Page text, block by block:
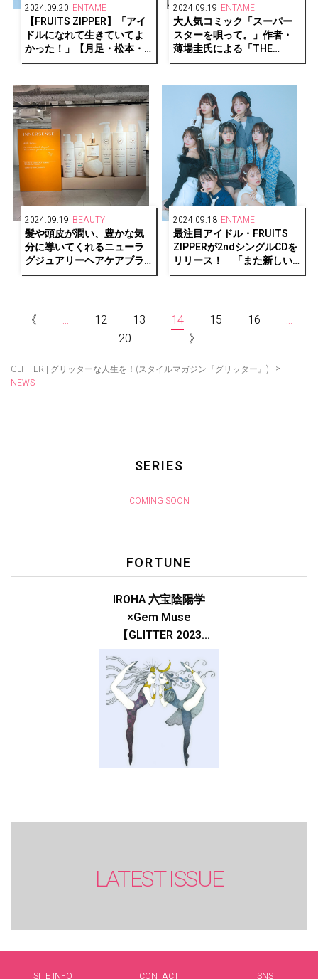
2024.09.20 ENTAME
【FRUITS ZIPPER】「アイ
ドルになれて生きていてよ
かった！」【月足・松本・
早瀬・真中編】
2024.09.19 ENTAME
大人気コミック「スーパー
スターを唄って。」作者・
薄場圭氏による「THE
HOPE 2024」出演アーティ
2024.09.19 BEAUTY
髪や頭皮が潤い、豊かな気
分に導いてくれるニューラ
グジュアリーヘアケアブラ
ンド「INNERSENSE」が待
2024.09.18 ENTAME
最注目アイドル・FRUITS
ZIPPERが2ndシングルCDを
リリース！ 「また新しい
形の自己肯定ソングです」
《 ... 12 13 14 15 16
...
20
... 》
GLITTER | グリッターな人生を！(スタイルマガジン『グリッター』)
>
NEWS
SERIES
COMING SOON
FORTUNE
IROHA 六宝陰陽学
×Gem Muse
【GLITTER 2023
SUMMER issue】
LATEST ISSUE
SITE INFO CONTACT SNS